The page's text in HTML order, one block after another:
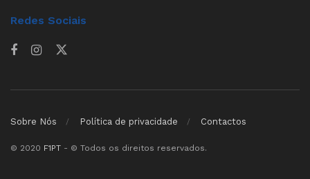
Redes Sociais
Sobre Nós Política de privacidade Contactos
© 2020 F1PT - © Todos os direitos reservados.